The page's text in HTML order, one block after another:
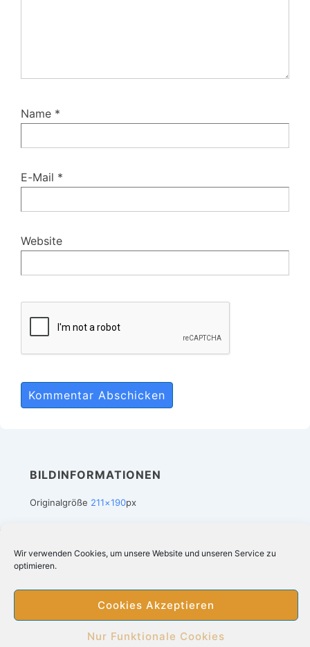
Wir verwenden Cookies, um unsere Website und unseren Service zu
optimieren.
Cookies Akzeptieren
Nur Funktionale Cookies
Name *
E-Mail *
Website
BILDINFORMATIONEN
Originalgröße 211×190px
Footer-
Menü
Impressum
Copyright © 2026Heizdecken kaufen online